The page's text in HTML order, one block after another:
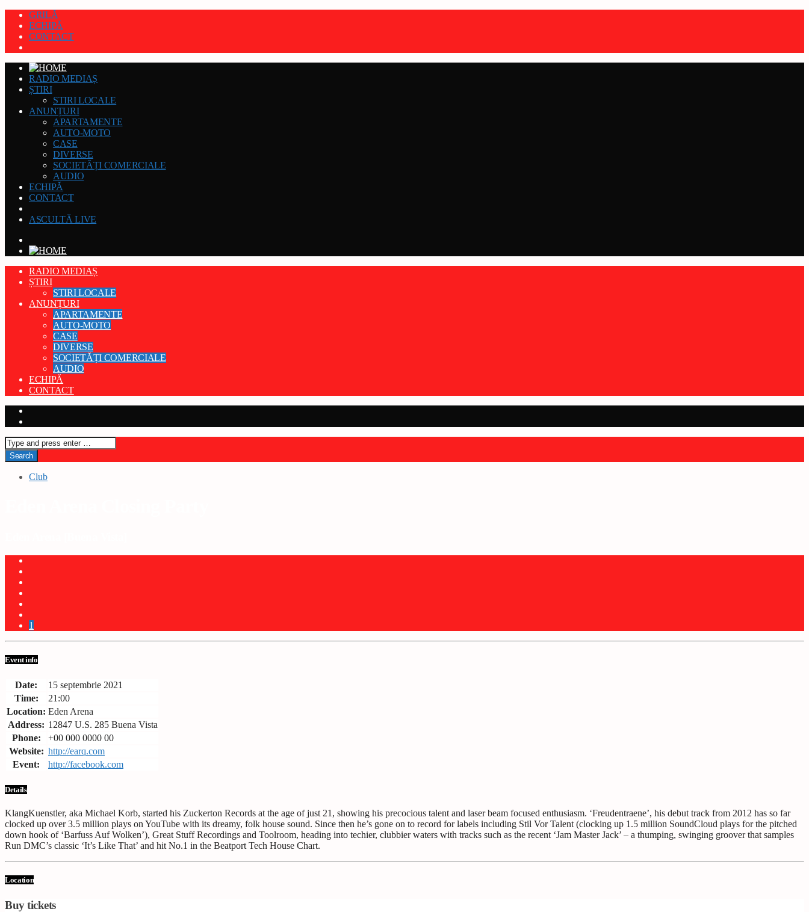
GRILĂ
ECHIPĂ
CONTACT
RADIO MEDIAȘ
ȘTIRI
STIRI LOCALE
ANUNȚURI
APARTAMENTE
AUTO-MOTO
CASE
DIVERSE
SOCIETĂȚI COMERCIALE
AUDIO
ECHIPĂ
CONTACT
ASCULTĂ LIVE
RADIO MEDIAȘ
ȘTIRI
STIRI LOCALE
ANUNȚURI
APARTAMENTE
AUTO-MOTO
CASE
DIVERSE
SOCIETĂȚI COMERCIALE
AUDIO
ECHIPĂ
CONTACT
Club
1
Event info
Date:
15 septembrie 2021
Time:
21:00
Location: Eden Arena
Address: 12847 U.S. 285 Buena Vista
Phone:
+00 000 0000 00
Website: http://earq.com
Event:
http://facebook.com
Details
KlangKuenstler, aka Michael Korb, started his Zuckerton Records at the age of just 21, showing his precocious talent and laser beam focused enthusiasm. ‘Freudentraene’, his debut track from 2012 has so far
clocked up over 3.5 million plays on YouTube with its dreamy, folk house sound. Since then he’s gone on to record for labels including Stil Vor Talent (clocking up 1.5 million SoundCloud plays for the pitched
down hook of ‘Barfuss Auf Wolken’), Great Stuff Recordings and Toolroom, heading into techier, clubbier waters with tracks such as the recent ‘Jam Master Jack’ – a thumping, swinging groover that samples
Run DMC’s classic ‘It’s Like That’ and hit No.1 in the Beatport Tech House Chart.
Location
Buy tickets